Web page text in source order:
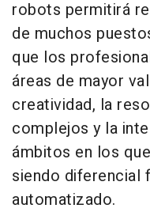
robots permitirá
de muchos
que los
áreas de mayor
creatividad, la
complejos y la
ámbitos en los
siendo diferencial
automatizado.